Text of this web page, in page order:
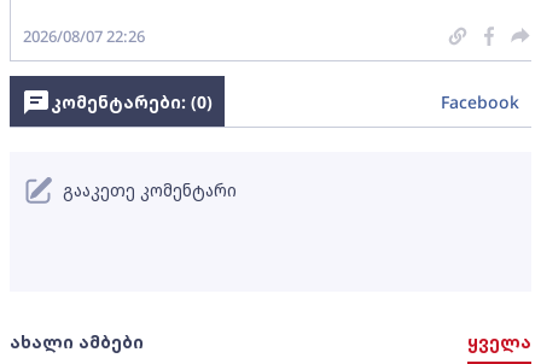
2026/08/07 22:26
ახალი ამბები ყველა
კომენტარები: (0) Facebook
გააკეთე კომენტარი